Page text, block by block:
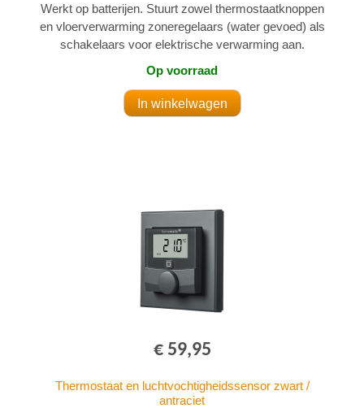
Werkt op batterijen. Stuurt zowel thermostaatknoppen
en vloerverwarming zoneregelaars (water gevoed) als
schakelaars voor elektrische verwarming aan.
Op voorraad
€ 59,95
Thermostaat en luchtvochtigheidssensor zwart /
antraciet